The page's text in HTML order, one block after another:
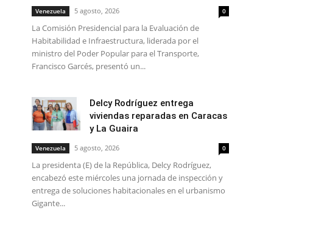
Venezuela 5 agosto, 2026 0
La Comisión Presidencial para la Evaluación de
Habitabilidad e Infraestructura, liderada por el
ministro del Poder Popular para el Transporte,
Francisco Garcés, presentó un...
Delcy Rodríguez entrega
viviendas reparadas en Caracas
y La Guaira
Venezuela 5 agosto, 2026 0
La presidenta (E) de la República, Delcy Rodríguez,
encabezó este miércoles una jornada de inspección y
entrega de soluciones habitacionales en el urbanismo
Gigante...